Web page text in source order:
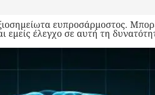
ευπροσάρμοστος.
εμείς έλεγχο σε αυτή τη